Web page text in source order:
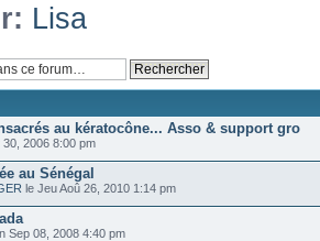
Lisa
au kératocône... Asso & support gro
30, 2006 8:00 pm
au Sénégal
le Jeu Aoû 26, 2010 1:14 pm
Sep 08, 2008 4:40 pm